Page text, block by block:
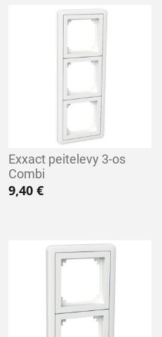
Exxact peitelevy 3-os
Combi
9,40 €